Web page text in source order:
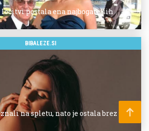
postala ena najbogatejših
BIBALEZE.SI
na spletu, nato je ostala brez